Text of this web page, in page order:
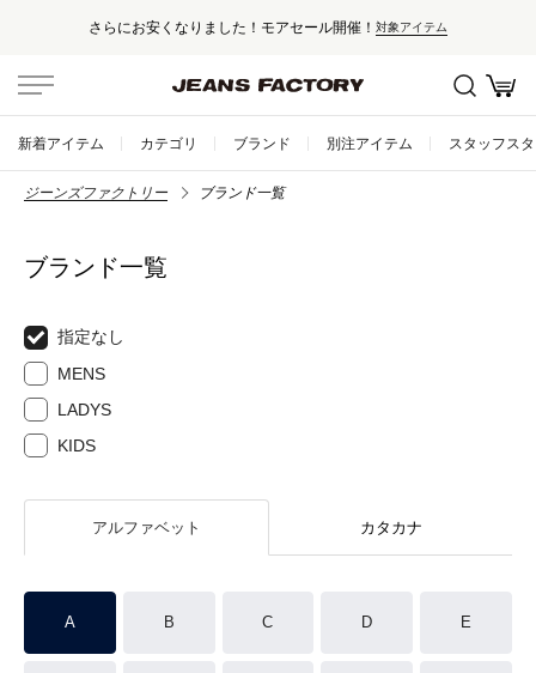
さらにお安くなりました！モアセール開催！ 対象アイテム
新着アイテム カテゴリ ブランド 別注アイテム スタッフス
ジーンズファクトリー ブランド一覧
ブランド一覧
指定なし
MENS
LADYS
KIDS
アルファベット カタカナ
A B C D E